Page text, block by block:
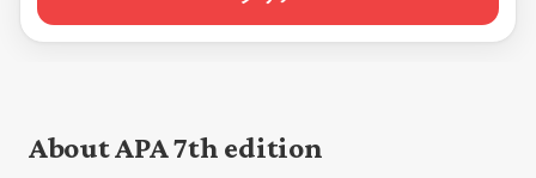
About APA 7th edition